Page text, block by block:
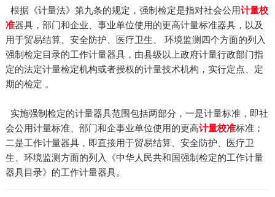
根据《计量法》第九条的规定，强制检定是指对社会公用计量校
准器具，部门和企业、事业单位使用的更高计量标准器具，以及
用于贸易结算、安全防护、医疗卫生、 环境监测四个方面的列入
强制检定目录的工作计量器具，由县级以上政府计量行政部门指
定的法定计量检定机构或者授权的计量技术机构，实行定点、定
期的检定 。
实施强制检定的计量器具范围包括两部分，一是计量标准，即社
会公用计量标准、部门和企事业单位使用的更高计量校准标准；
二是工作计量器具，即直接用于贸易结算、安全防护、医疗卫
生、环境监测方面的列入《中华人民共和国强制检定的工作计量
器具目录》的工作计量器具。